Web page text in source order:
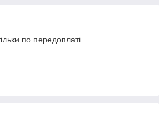
по передоплаті.